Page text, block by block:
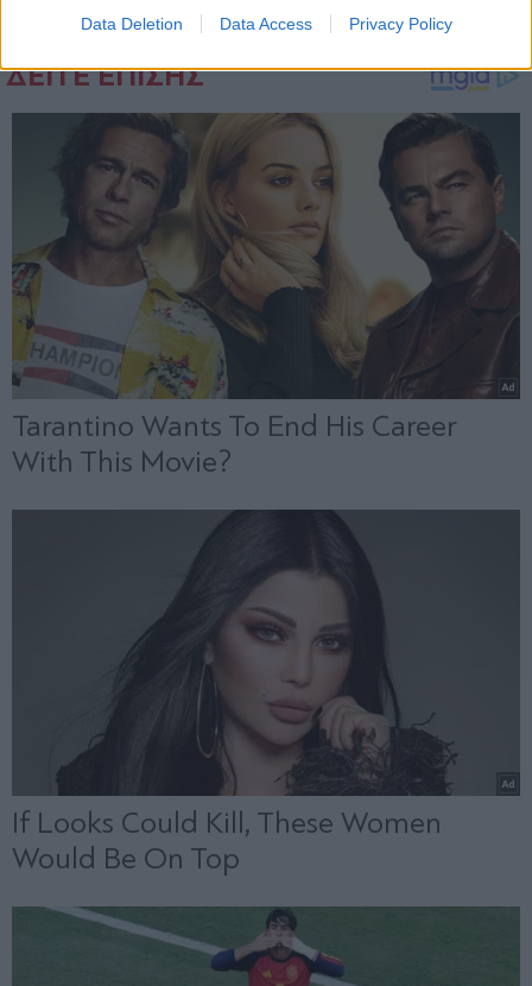
Data Deletion Data Access Privacy Policy